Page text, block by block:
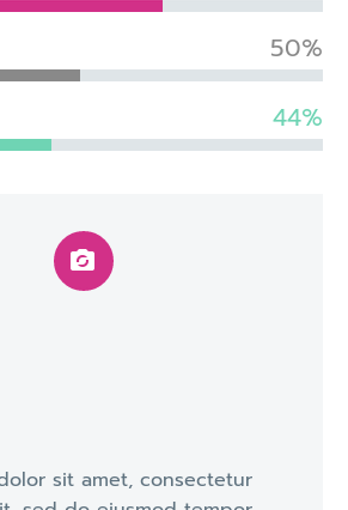
50%
44%


sit amet, consectetur